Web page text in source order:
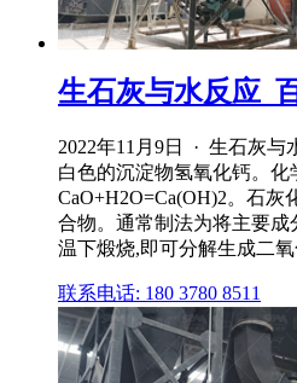
生石灰与水反应_
2022年11月9日 · 生石灰
白色的沉淀物氢氧化钙。化
CaO+H2O=Ca(OH)2。石灰
合物。通常制法为将主要
温下煅烧,即可分解生成二
联系电话: 180 3780 8511